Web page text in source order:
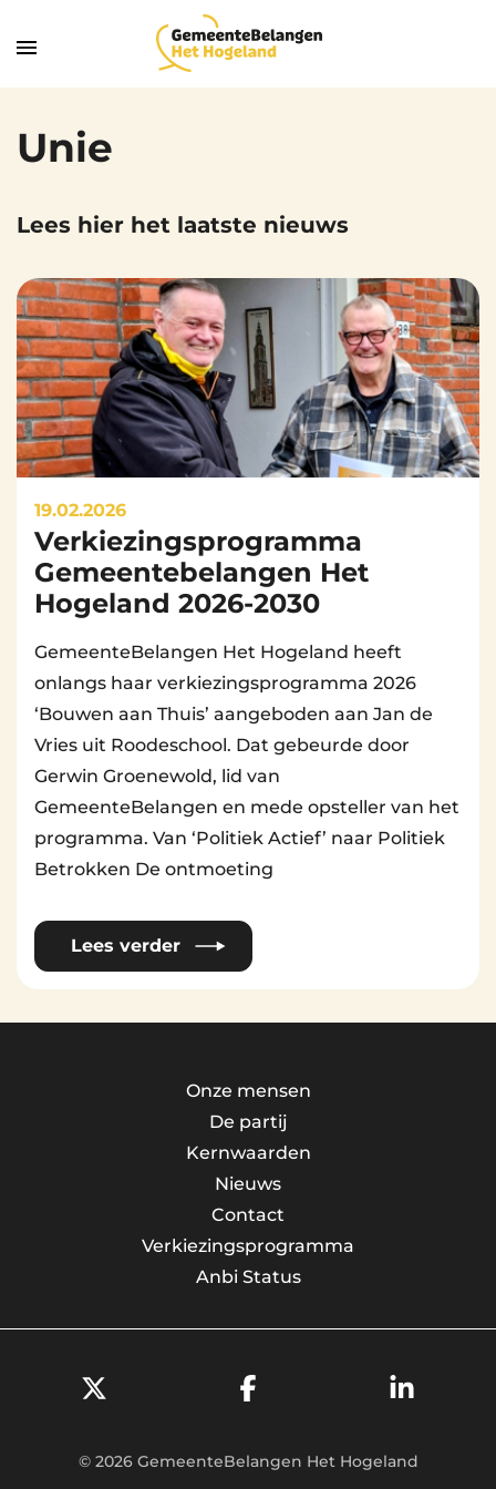
Unie
Lees hier het laatste nieuws
19.02.2026
ByBeheerder Website
Verkiezingsprogramma
Gemeentebelangen Het
Hogeland 2026-2030
GemeenteBelangen Het Hogeland heeft
onlangs haar verkiezingsprogramma 2026
‘Bouwen aan Thuis’ aangeboden aan Jan de
Vries uit Roodeschool. Dat gebeurde door
Gerwin Groenewold, lid van
GemeenteBelangen en mede opsteller van het
programma. Van ‘Politiek Actief’ naar Politiek
Betrokken De ontmoeting
Lees verder
Onze mensen
De partij
Kernwaarden
Nieuws
Contact
Verkiezingsprogramma
Anbi Status
© 2026 GemeenteBelangen Het Hogeland